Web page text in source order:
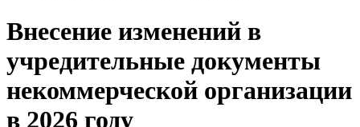
Внесение изменений в
учредительные документы
некоммерческой организации
в 2026 году